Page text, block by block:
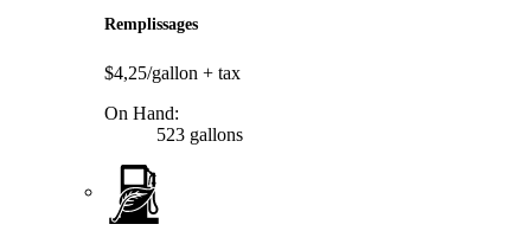
Remplissages
$4,25/gallon + tax
On Hand:
523 gallons